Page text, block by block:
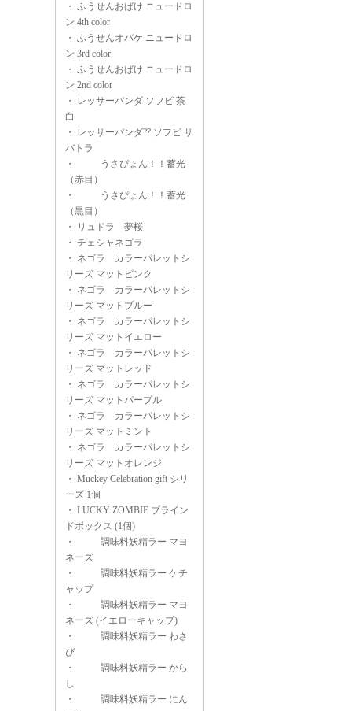
・ ふうせんおばけ ニュードロ
ン 4th color
・ ふうせんオバケ ニュードロ
ン 3rd color
・ ふうせんおばけ ニュードロ
ン 2nd color
・
レッサーパンダ ソフビ 茶
白
・
レッサーパンダ?? ソフビ サ
バトラ
・
うさぴょん！！蓄光
（赤目）
・
うさぴょん！！蓄光
（黒目）
・
リュドラ 夢桜
・ チェシャネゴラ
・ ネゴラ カラーパレットシ
リーズ マットピンク
・ ネゴラ カラーパレットシ
リーズ マットブルー
・ ネゴラ カラーパレットシ
リーズ マットイエロー
・ ネゴラ カラーパレットシ
リーズ マットレッド
・ ネゴラ カラーパレットシ
リーズ マットパープル
・ ネゴラ カラーパレットシ
リーズ マットミント
・ ネゴラ カラーパレットシ
リーズ マットオレンジ
・ Muckey Celebration gift シリ
ーズ 1個
・ LUCKY ZOMBIE ブライン
ドボックス (1個)
・
調味料妖精ラー マヨ
ネーズ
・
調味料妖精ラー ケチ
ャップ
・
調味料妖精ラー マヨ
ネーズ (イエローキャップ)
・
調味料妖精ラー わさ
び
・
調味料妖精ラー から
し
・
調味料妖精ラー にん